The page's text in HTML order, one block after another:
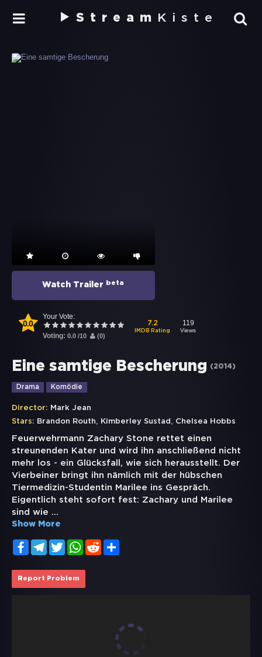
Stream Kiste
Watch Trailer beta
0.0
Your Vote:
Voting: 0.0 /10 (0)
7.2
IMDB Rating
119
Views
Eine samtige Bescherung (2014)
Drama Komödie
Director: Mark Jean
Stars: Brandon Routh, Kimberley Sustad , Chelsea Hobbs
Feuerwehrmann Zachary Stone rettet einen
streunenden Kater und wird ihn anschließend nicht
mehr los - ein Glücksfall, wie sich herausstellt. Der
Vierbeiner bringt ihn nämlich mit der hübschen
Tiermedizin-Studentin Marilee ins Gespräch.
Eigentlich steht sofort fest: Zachary und Marilee
sind wie ...
Show More
FacebookTelegramTwitterWhatsApp
Reddit
Report Problem